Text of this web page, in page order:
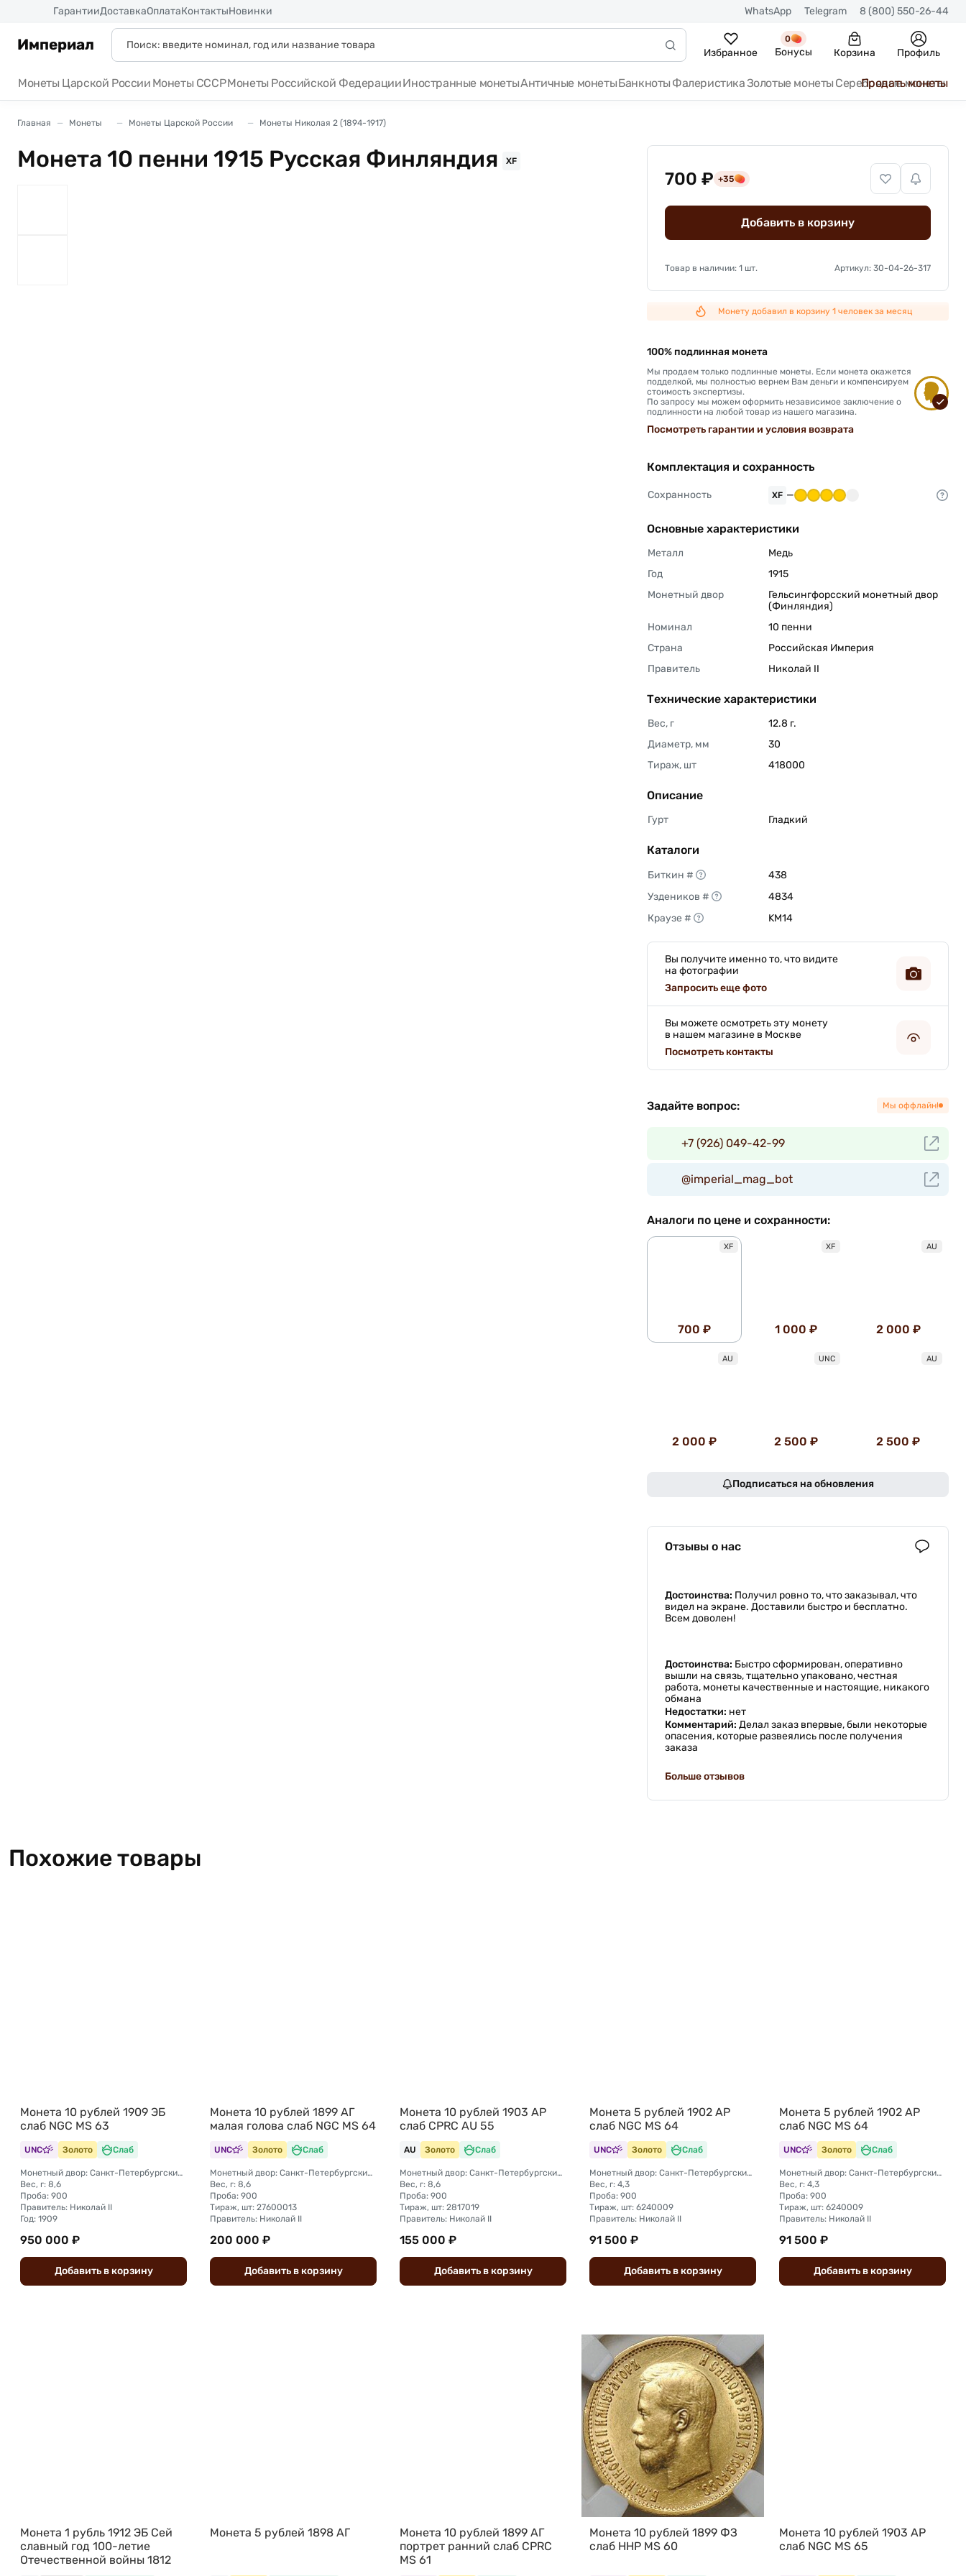
ГарантииДоставкаОплатаКонтактыНовинки WhatsApp Telegram 8 (800) 550-26-44
Империал Избранное
0
Бонусы Корзина Профиль
Монеты Царской России Монеты СССРМонеты Российской ФедерацииИностранные монетыАнтичные монетыБанкноты ФалеристикаЗолотые монеты Серебряные монеты
Продать монеты
Главная Монеты Монеты Царской России Монеты Николая 2 (1894-1917)
Монета 10 пенни 1915 Русская Финляндия XF
700 ₽ +35
Добавить в корзину
Товар в наличии: 1 шт. Артикул: 30-04-26-317
Монету добавил в корзину 1 человек за месяц
100% подлинная монета
Мы продаем только подлинные монеты. Если монета окажется
подделкой, мы полностью вернем Вам деньги и компенсируем
стоимость экспертизы.
По запросу мы можем оформить независимое заключение о
подлинности на любой товар из нашего магазина.
Посмотреть гарантии и условия возврата
Комплектация и сохранность
Сохранность XF —
Основные характеристики
Металл
Медь
Год
1915
Монетный двор
Гельсингфорсский монетный двор
(Финляндия)
Номинал
10 пенни
Страна
Российская Империя
Правитель
Николай II
Технические характеристики
Вес, г
12.8 г.
Диаметр, мм
30
Тираж, шт
418000
Описание
Гурт Гладкий
Каталоги
Биткин #
438
Уздеников #
4834
Краузе #
KM14
Вы получите именно то, что видите
на фотографии
Запросить еще фото
Вы можете осмотреть эту монету
в нашем магазине в Москве
Посмотреть контакты
Задайте вопрос: Мы оффлайн!
+7 (926) 049-42-99
@imperial_mag_bot
Аналоги по цене и сохранности:
XF
700 ₽
XF
1 000 ₽
AU
2 000 ₽
AU
2 000 ₽
UNC
2 500 ₽
AU
2 500 ₽
Подписаться на обновления
Отзывы о нас
Достоинства: Получил ровно то, что заказывал, что
видел на экране. Доставили быстро и бесплатно.
Всем доволен!
Достоинства: Быстро сформирован, оперативно
вышли на связь, тщательно упаковано, честная
работа, монеты качественные и настоящие, никакого
обмана
Недостатки: нет
Комментарий: Делал заказ впервые, были некоторые
опасения, которые развеялись после получения
заказа
Больше отзывов
Похожие товары
Монета 10 рублей 1909 ЭБ
слаб NGC MS 63
UNC Золото Слаб
Монетный двор: Санкт-Петербургский монетный двор
Вес, г: 8,6
Проба: 900
Правитель: Николай II
Год: 1909
950 000 ₽
Добавить вкорзину
Монета 10 рублей 1899 АГ
малая голова слаб NGC MS 64
UNC Золото Слаб
Монетный двор: Санкт-Петербургский монетный двор
Вес, г: 8,6
Проба: 900
Тираж, шт: 27600013
Правитель: Николай II
200 000 ₽
Добавить вкорзину
Монета 10 рублей 1903 АР
слаб CPRC AU 55
AU Золото Слаб
Монетный двор: Санкт-Петербургский монетный двор
Вес, г: 8,6
Проба: 900
Тираж, шт: 2817019
Правитель: Николай II
155 000 ₽
Добавить вкорзину
Монета 5 рублей 1902 АР
слаб NGC MS 64
UNC Золото Слаб
Монетный двор: Санкт-Петербургский монетный двор
Вес, г: 4,3
Проба: 900
Тираж, шт: 6240009
Правитель: Николай II
91 500 ₽
Добавить вкорзину
Монета 5 рублей 1902 АР
слаб NGC MS 64
UNC Золото Слаб
Монетный двор: Санкт-Петербургский монетный двор
Вес, г: 4,3
Проба: 900
Тираж, шт: 6240009
Правитель: Николай II
91 500 ₽
Добавить вкорзину
Монета 1 рубль 1912 ЭБ Сей
славный год 100-летие
Отечественной войны 1812
Монета 5 рублей 1898 АГ
Монета 10 рублей 1899 АГ
портрет ранний слаб CPRC
MS 61
Монета 10 рублей 1899 ФЗ
слаб ННР MS 60
Монета 10 рублей 1903 АР
слаб NGC MS 65